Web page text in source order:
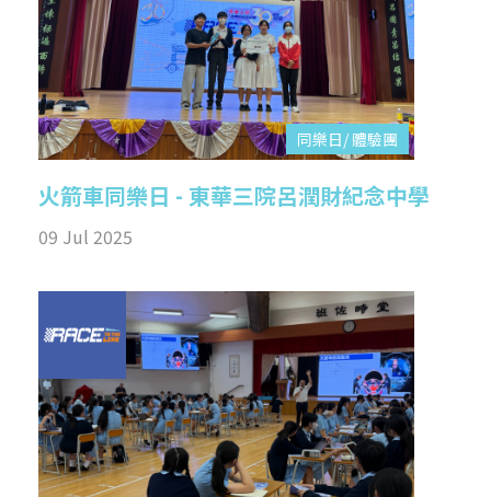
同樂日/ 體驗團
火箭車同樂日 - 東華三院呂潤財紀念中學
09 Jul 2025